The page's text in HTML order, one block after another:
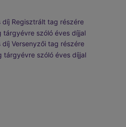
Regisztrált tag részére
tárgyévre szóló éves díjjal
Versenyzői tag részére
tárgyévre szóló éves díjjal